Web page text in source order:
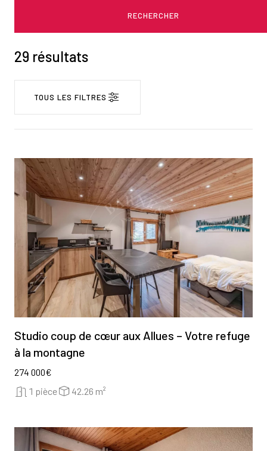
RECHERCHER
29 résultats
TOUS LES FILTRES
Studio coup de cœur aux Allues – Votre refuge
à la montagne
274 000€
1 pièce
42.26 m²